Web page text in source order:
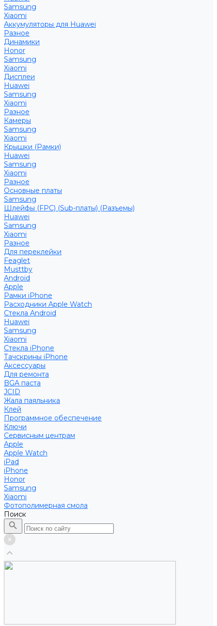
Samsung
Xiaomi
Аккумуляторы для Huawei
Разное
Динамики
Honor
Samsung
Xiaomi
Дисплеи
Huawei
Samsung
Xiaomi
Разное
Камеры
Samsung
Xiaomi
Крышки (Рамки)
Huawei
Samsung
Xiaomi
Разное
Основные платы
Samsung
Шлейфы (FPC) (Sub-платы) (Разъемы)
Huawei
Samsung
Xiaomi
Разное
Для переклейки
Feaglet
Musttby
Android
Apple
Рамки iPhone
Расходники Apple Watch
Стекла Android
Huawei
Samsung
Xiaomi
Стекла iPhone
Тачскрины iPhone
Аксессуары
Для ремонта
BGA паста
JCID
Жала паяльника
Клей
Программное обеспечение
Ключи
Сервисным центрам
Apple
Apple Watch
iPad
iPhone
Honor
Samsung
Xiaomi
Фотополимерная смола
Поиск